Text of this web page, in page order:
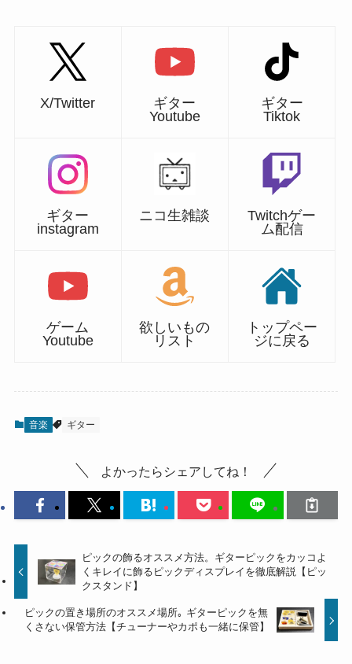
X/Twitter
ギター
Youtube
ギター
Tiktok
ギター
instagram
ニコ生雑談
Twitchゲー
ム配信
ゲーム
Youtube
欲しいもの
リスト
トップペー
ジに戻る
音楽 ギター
よかったらシェアしてね！
ピックの飾るオススメ方法。ギターピックをカッコよ
くキレイに飾るピックディスプレイを徹底解説【ピッ
クスタンド】
ピックの置き場所のオススメ場所｡ ギターピックを無
くさない保管方法【チューナーやカポも一緒に保管】